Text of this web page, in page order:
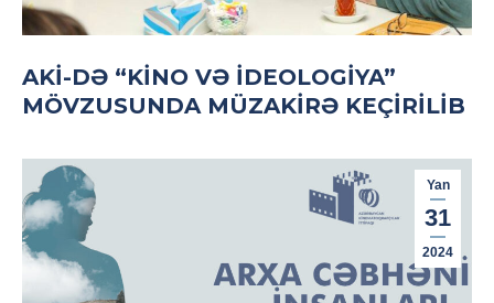
AKI-DƏ “KINO VƏ IDEOLOGIYA”
MÖVZUSUNDA MÜZAKIRƏ KEÇIRILIB
Yan
31
2024